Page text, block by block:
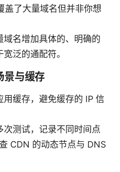
了大量域名但并非你想
域名增加具体的、明确的
泛的通配符。
景与缓存
缓存，避免缓存的 IP 信
次测试，记录不同时间点
CDN 的动态节点与 DNS